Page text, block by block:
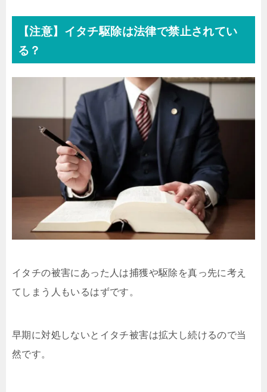
【注意】イタチ駆除は法律で禁止されてい
る？
イタチの被害にあった人は捕獲や駆除を真っ先に考え
てしまう人もいるはずです。
早期に対処しないとイタチ被害は拡大し続けるので当
然です。